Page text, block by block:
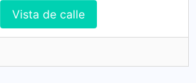
Vista de calle